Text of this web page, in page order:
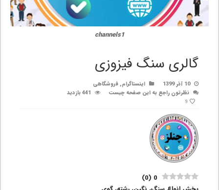
channels1
گالری سنگ فیزوزی
10 آذر 1399 اینستاگرام,فروشگاهی
نظرتون راجع به این صفحه چیست
441 بازدید
9
0
(
0
)